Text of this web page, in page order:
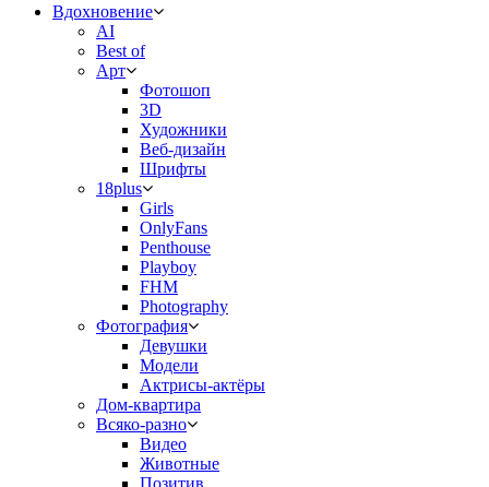
Вдохновение
AI
Best of
Арт
Фотошоп
3D
Художники
Веб-дизайн
Шрифты
18plus
Girls
OnlyFans
Penthouse
Playboy
FHM
Photography
Фотография
Девушки
Модели
Актрисы-актёры
Дом-квартира
Всяко-разно
Видео
Животные
Позитив